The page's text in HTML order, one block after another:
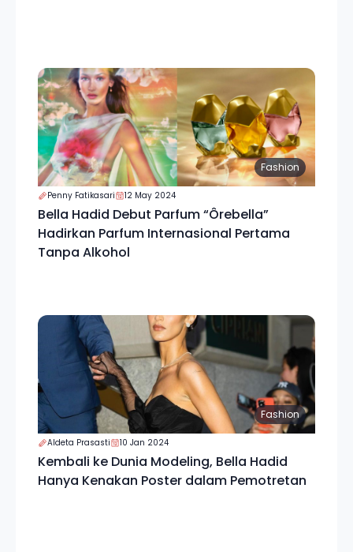
Fashion
Penny Fatikasari 12 May 2024
Bella Hadid Debut Parfum “Ôrebella”
Hadirkan Parfum Internasional Pertama
Tanpa Alkohol
Fashion
Aldeta Prasasti 10 Jan 2024
Kembali ke Dunia Modeling, Bella Hadid
Hanya Kenakan Poster dalam Pemotretan